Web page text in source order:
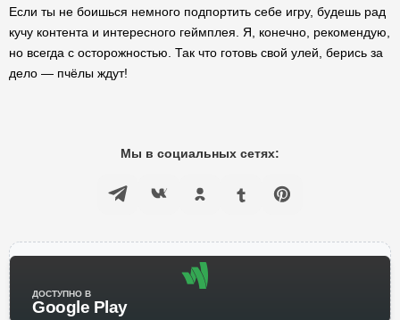
Если ты не боишься немного подпортить себе игру, будешь рад
кучу контента и интересного геймплея. Я, конечно, рекомендую,
но всегда с осторожностью. Так что готовь свой улей, берись за
дело — пчёлы ждут!
Мы в социальных сетях:
ДОСТУПНО В
Google Play